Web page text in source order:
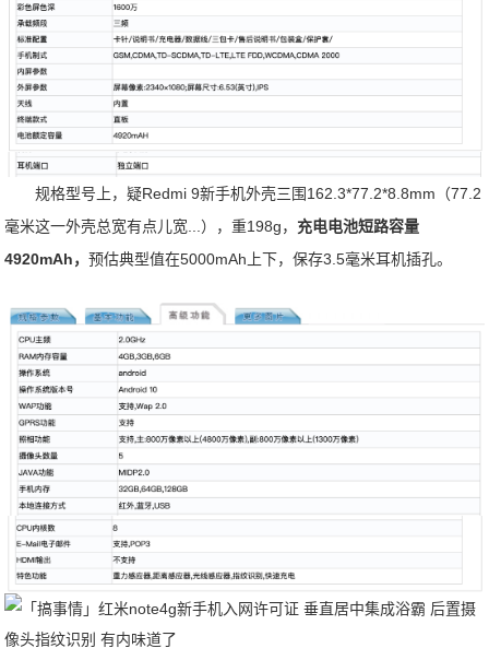
规格型号上，疑Redmi 9新手机外壳三围162.3*77.2*8.8mm（77.2
毫米这一外壳总宽有点儿宽...），重198g， 充电电池短路容量
4920mAh，预估典型值在5000mAh上下，保存3.5毫米耳机插孔。